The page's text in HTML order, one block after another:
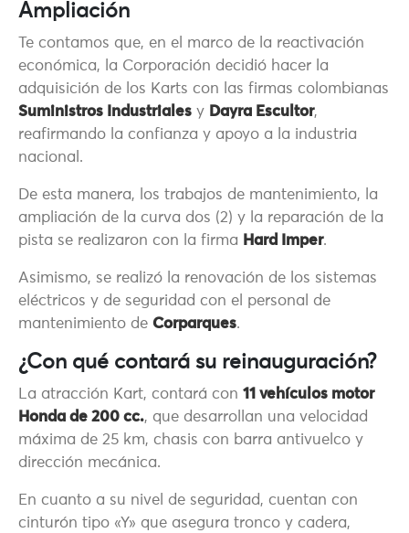
Ampliación
Te contamos que, en el marco de la reactivación
económica, la Corporación decidió hacer la
adquisición de los Karts con las firmas colombianas
Suministros Industriales y Dayra Escultor,
reafirmando la confianza y apoyo a la industria
nacional.
De esta manera, los trabajos de mantenimiento, la
ampliación de la curva dos (2) y la reparación de la
pista se realizaron con la firma Hard Imper.
Asimismo, se realizó la renovación de los sistemas
eléctricos y de seguridad con el personal de
mantenimiento de Corparques.
¿Con qué contará su reinauguración?
La atracción Kart, contará con 11 vehículos motor
Honda de 200 cc., que desarrollan una velocidad
máxima de 25 km, chasis con barra antivuelco y
dirección mecánica.
En cuanto a su nivel de seguridad, cuentan con
cinturón tipo «Y» que asegura tronco y cadera,